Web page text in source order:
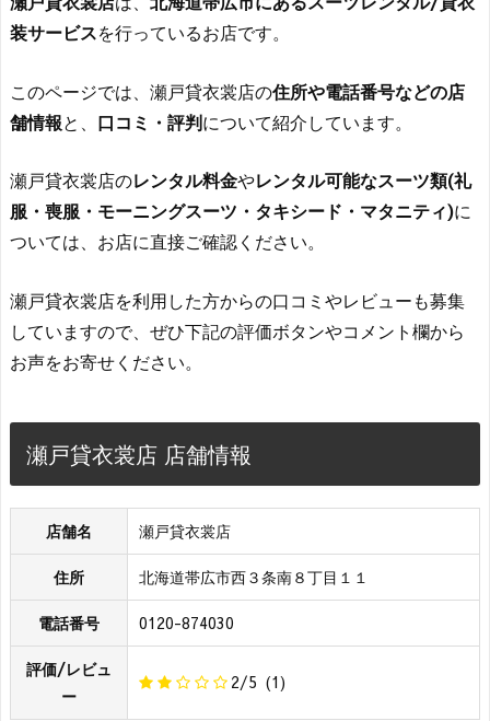
装サービスを行っているお店です。
このページでは、瀬戸貸衣裳店の住所や電話番号などの店
舗情報と、 口コミ・評判について紹介しています。
瀬戸貸衣裳店のレンタル料金やレンタル可能なスーツ類(礼
服・喪服・モーニングスーツ・タキシード・マタニティ)に
ついては、お店に直接ご確認ください。
瀬戸貸衣裳店を利用した方からの口コミやレビューも募集
していますので、ぜひ下記の評価ボタンやコメント欄から
お声をお寄せください。
瀬戸貸衣裳店 店舗情報
店舗名 瀬戸貸衣裳店
住所 北海道帯広市西３条南８丁目１１
電話番号 0120-874030
評価/レビュ
ー
2/5 (1)